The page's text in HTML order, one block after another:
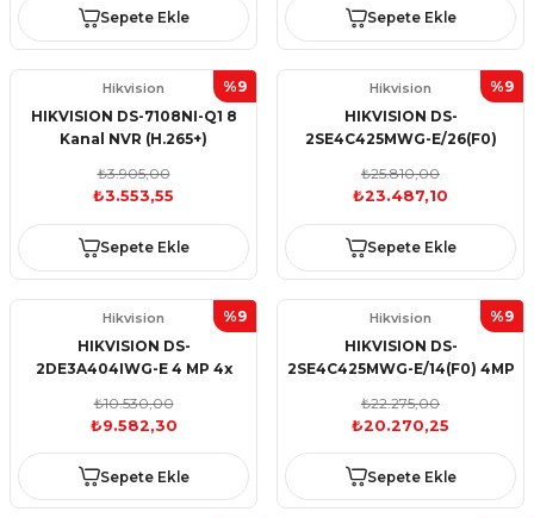
Sepete Ekle Sepete Ekle
%9
Hikvision
HIKVISION DS-7108NI-Q1 8
Kanal NVR (H.265+)
₺3.905,00
₺3.553,55
Sepete Ekle
%9
Hikvision
HIKVISION DS-
2SE4C425MWG-E/26(F0)
Acusense Panorami
₺25.810,00
₺23.487,10
Sepete Ekle
%9
Hikvision
HIKVISION DS-
2DE3A404IWG-E 4 MP 4x
Network Camera
₺10.530,00
₺9.582,30
Sepete Ekle
%9
Hikvision
HIKVISION DS-
2SE4C425MWG-E/14(F0) 4MP
TandemVu IP Kamera
₺22.275,00
₺20.270,25
Sepete Ekle